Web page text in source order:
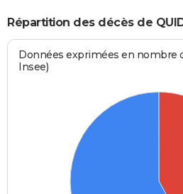
Répartition des décès de
Données exprimées en nombre
Insee)